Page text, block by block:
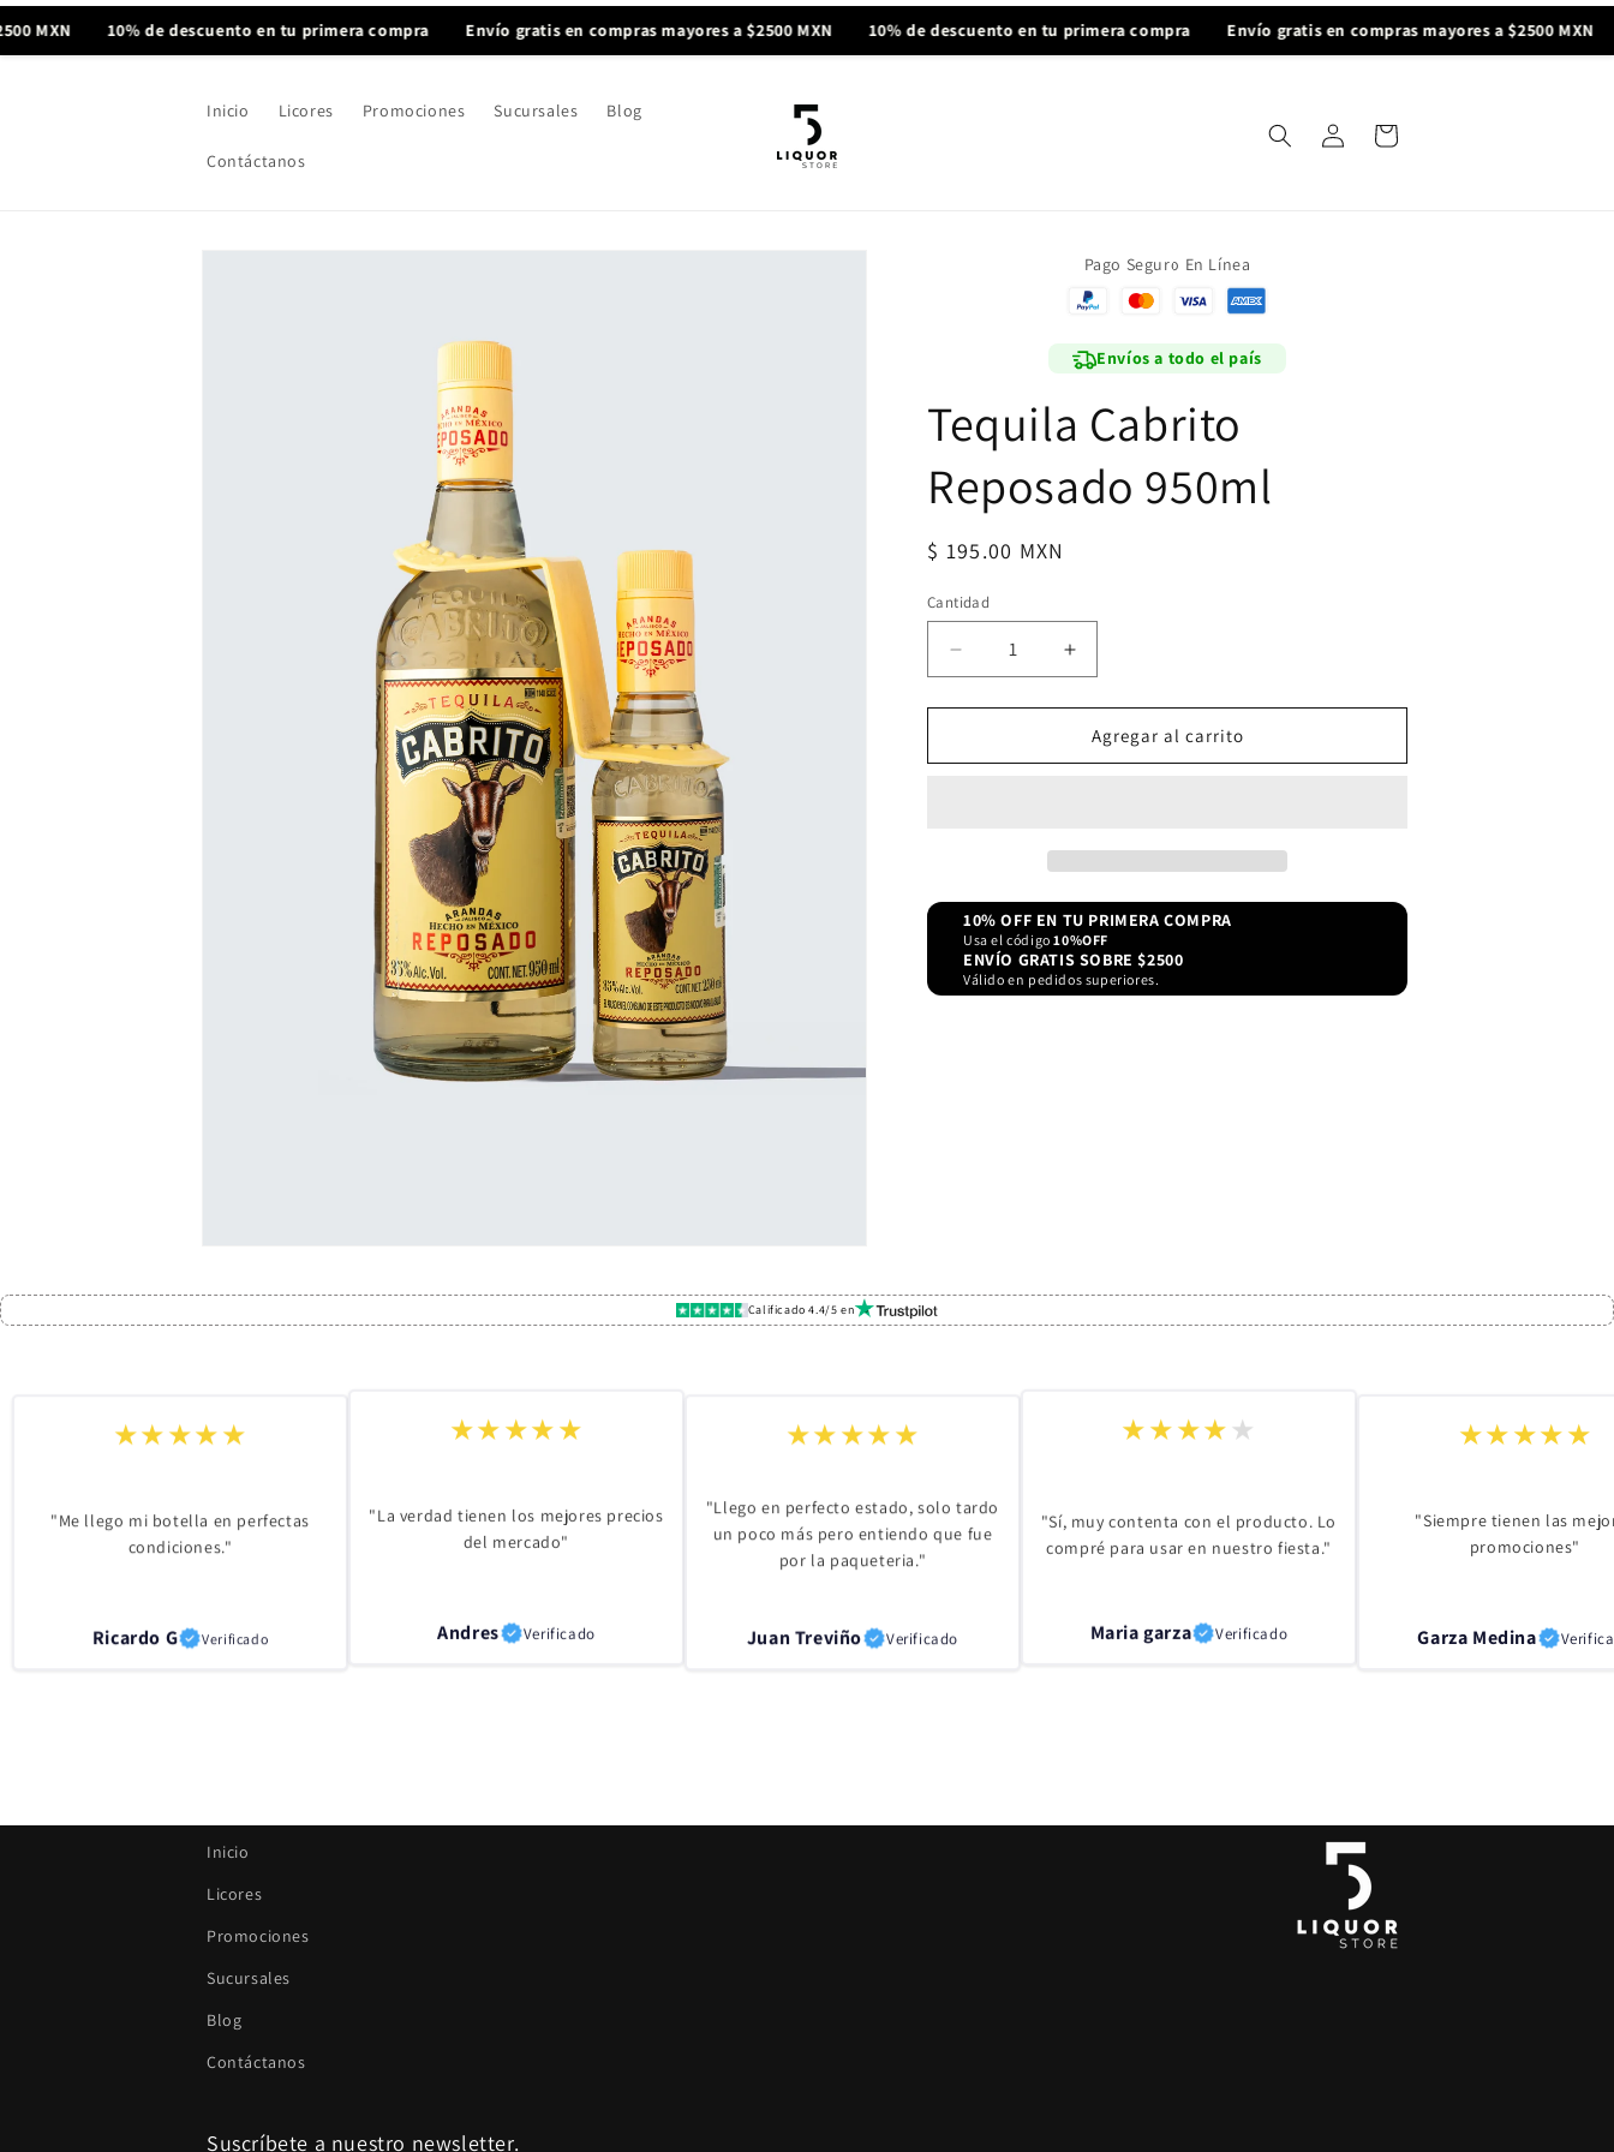
Ir
directamente
10% de descuento en tu primera compra Envío gratis en compras mayores a $2500 MXN 10% de descuento en tu primera compra Envío gratis en compras mayores a $2500 MXN 10%
Inicio Licores Promociones Sucursales Blog
Contáctanos
Iniciar
sesión
Carrito
directamente
en
Pago Seguro En Línea
Envíos a todo el país
Tequila Cabrito
Reposado 950ml
Precio
$ 195.00 MXN
Cantidad
Reducir
cantidad
para
Cabrito
Aumentar
cantidad
para
Tequila
Cabrito
Agregar al carrito
10% OFF EN TU PRIMERA COMPRA
Usa el código10%OFF
ENVÍO GRATIS SOBRE $2500
Válido en pedidos superiores.
Calificado 4.4/5 en
★★★★★
"Me llego mi botella en perfectas
condiciones."
Ricardo G Verificado
★★★★★
"La verdad tienen los mejores precios
del mercado"
Andres Verificado
★★★★★
"Llego en perfecto estado, solo tardo
un poco más pero entiendo que fue
por la paqueteria."
Juan Treviño Verificado
★★★★★
"Sí, muy contenta con el producto. Lo
compré para usar en nuestro fiesta."
Maria garza Verificado
★★★★★
"Siempre tienen las
promociones"
Garza Medina
Inicio
Licores
Promociones
Sucursales
Blog
Contáctanos
Suscríbete a nuestro newsletter.